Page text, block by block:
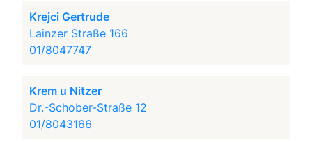
Krejci Gertrude
Lainzer Straße 166
01/8047747
Krem u Nitzer
Dr.-Schober-Straße 12
01/8043166